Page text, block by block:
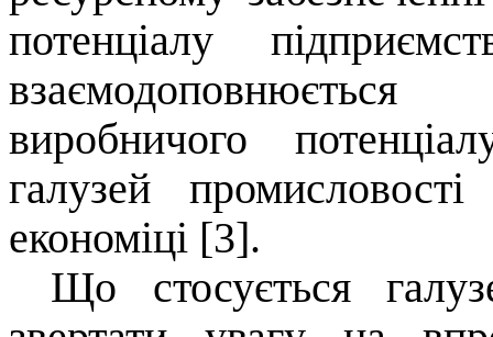
потенціалу
взаємодоповнюється
виробничого
галузей
економіці [3].
Що стосується